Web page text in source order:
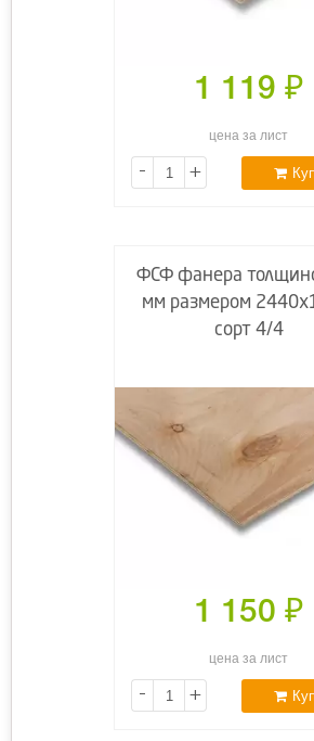
1 119 ₽
цена за лист
- +
ФСФ фанера
мм размером
сорт 4/4
1 150 ₽
цена за лист
- +